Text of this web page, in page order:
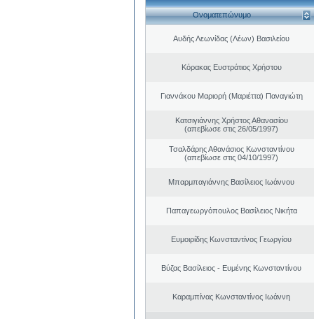
Ονοματεπώνυμο
Αυδής Λεωνίδας (Λέων) Βασιλείου
Κόρακας Ευστράτιος Χρήστου
Γιαννάκου Μαριορή (Μαριέττα) Παναγιώτη
Κατσιγιάννης Χρήστος Αθανασίου
(απεβίωσε στις 26/05/1997)
Τσαλδάρης Αθανάσιος Κωνσταντίνου
(απεβίωσε στις 04/10/1997)
Μπαρμπαγιάννης Βασίλειος Ιωάννου
Παπαγεωργόπουλος Βασίλειος Νικήτα
Ευμοιρίδης Κωνσταντίνος Γεωργίου
Βύζας Βασίλειος - Ευμένης Κωνσταντίνου
Καραμπίνας Κωνσταντίνος Ιωάννη